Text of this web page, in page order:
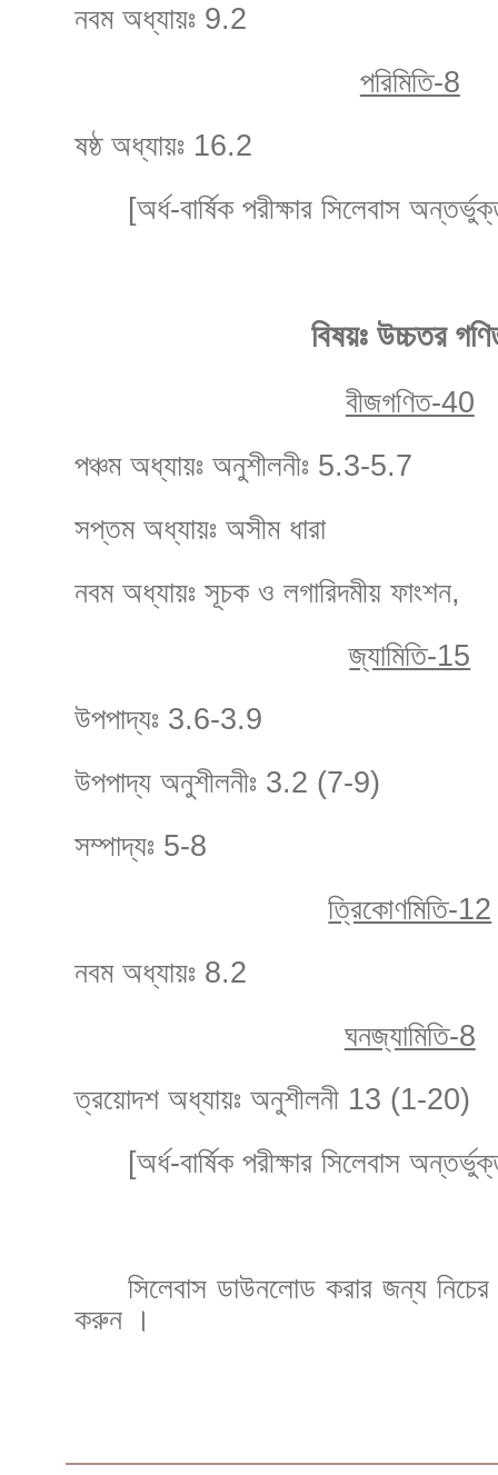
নবম অধ্যায়ঃ 9.2
পরিমিতি-8
ষষ্ঠ অধ্যায়ঃ 16.2
[অর্ধ-বার্ষিক পরীক্ষার সিলেবাস
বিষয়ঃ উচ্চতর
বীজগণিত-40
পঞ্চম অধ্যায়ঃ অনুশীলনীঃ 5.3-5.7
সপ্তম অধ্যায়ঃ অসীম ধারা
নবম অধ্যায়ঃ সূচক ও লগারিদমীয়
জ্যামিতি-15
উপপাদ্যঃ 3.6-3.9
উপপাদ্য অনুশীলনীঃ 3.2 (7-9)
সম্পাদ্যঃ 5-8
ত্রিকোণমিতি-12
নবম অধ্যায়ঃ 8.2
ঘনজ্যামিতি-8
ত্রয়োদশ অধ্যায়ঃ অনুশীলনী 13 (1-20)
[অর্ধ-বার্ষিক পরীক্ষার সিলেবাস
সিলেবাস ডাউনলোড করার জন্য
করুন ।